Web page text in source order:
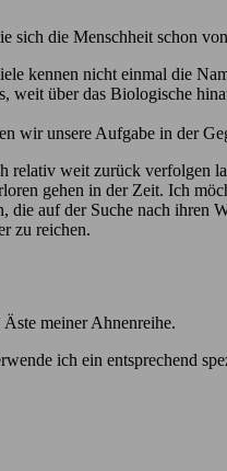
die Menschheit schon
kennen nicht einmal die
über das Biologische
unsere Aufgabe in der
weit zurück verfolgen
gehen in der Zeit. Ich
auf der Suche nach ihren
zu reichen.
meiner Ahnenreihe.
ich ein entsprechend